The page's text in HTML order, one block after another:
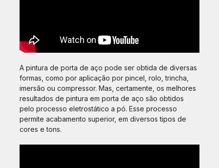
A pintura de porta de aço pode ser obtida de diversas
formas, como por aplicação por pincel, rolo, trincha,
imersão ou compressor. Mas, certamente, os melhores
resultados de pintura em porta de aço são obtidos
pelo processo eletrostático a pó. Esse processo
permite acabamento superior, em diversos tipos de
cores e tons.